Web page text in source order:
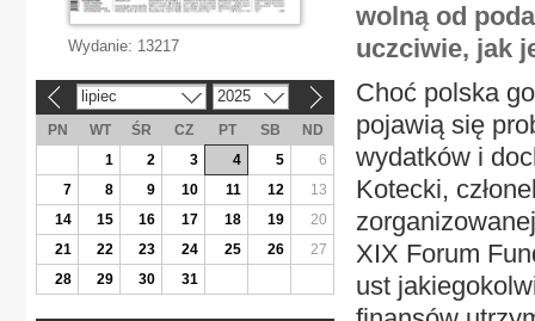
wolną od
uczciwie, jak
Choć polska
pojawią się
wydatków i
Kotecki,
XIX Forum
ust
Wydanie: 13217
lipiec 2025
PN WT ŚR CZ PT SB
ND
1
2 3 4 5
6
7
8 9 10 11 12
13
14
15 16 17 18 19
20
21
22 23 24 25 26
27
28
29 30 31